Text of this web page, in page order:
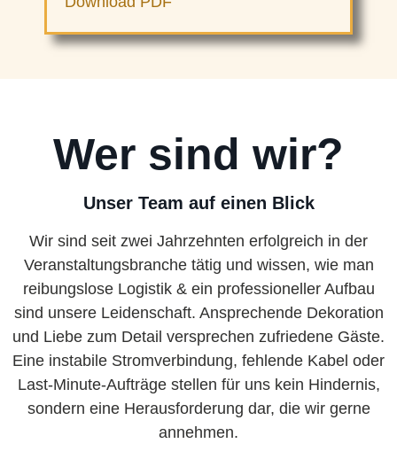
Wer sind wir?
Unser Team auf einen Blick
Wir sind seit zwei Jahrzehnten erfolgreich in der
Veranstaltungsbranche tätig und wissen, wie man
reibungslose Logistik & ein professioneller Aufbau
sind unsere Leidenschaft. Ansprechende Dekoration
und Liebe zum Detail versprechen zufriedene Gäste.
Eine instabile Stromverbindung, fehlende Kabel oder
Last-Minute-Aufträge stellen für uns kein Hindernis,
sondern eine Herausforderung dar, die wir gerne
annehmen.